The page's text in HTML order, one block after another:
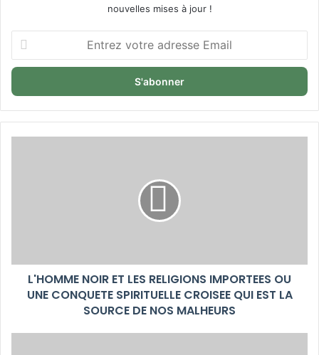
nouvelles mises à jour !
votre
adresse
L'HOMME NOIR ET LES RELIGIONS IMPORTEES OU
UNE CONQUETE SPIRITUELLE CROISEE QUI EST LA
SOURCE DE NOS MALHEURS